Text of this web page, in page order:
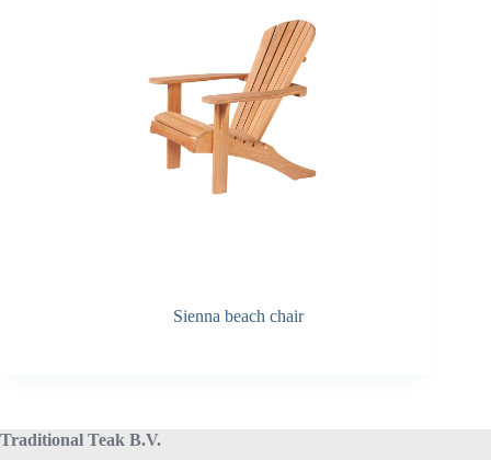
Sienna beach chair
Traditional Teak B.V.